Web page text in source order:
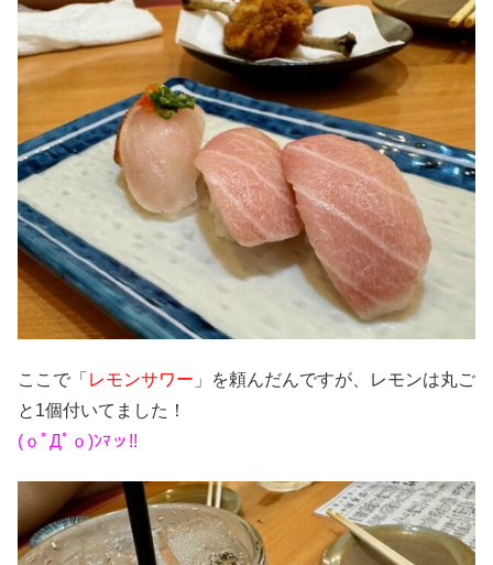
ここで「 レモンサワー 」を頼んだんですが、レモンは丸ご
と1個付いてました！
(ｏﾟДﾟｏ)ﾝﾏッ!!